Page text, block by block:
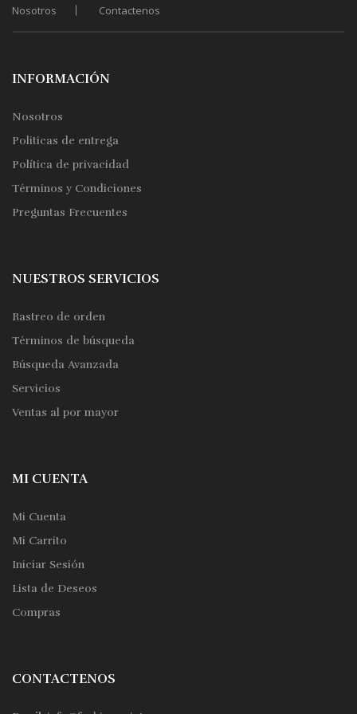
en
Nosotros
Contactenos
INFORMACIÓN
Nosotros
Politicas de entrega
Política de privacidad
Términos y Condiciones
Preguntas Frecuentes
NUESTROS SERVICIOS
Rastreo de orden
Términos de búsqueda
Búsqueda Avanzada
Servicios
Ventas al por mayor
MI CUENTA
Mi Cuenta
Mi Carrito
Iniciar Sesión
Lista de Deseos
Compras
CONTACTENOS